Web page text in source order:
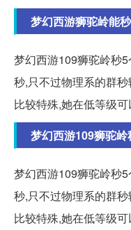
梦幻西游狮驼岭能
梦幻西游109狮驼岭秒
秒,只不过物理系的群
比较特殊,她在低等级可
梦幻西游109狮驼
梦幻西游109狮驼岭秒
秒,只不过物理系的群
比较特殊,她在低等级可